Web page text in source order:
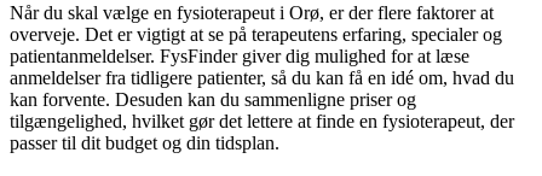
Når du skal vælge en fysioterapeut i Orø, er der flere faktorer at
overveje. Det er vigtigt at se på terapeutens erfaring, specialer og
patientanmeldelser. FysFinder giver dig mulighed for at læse
anmeldelser fra tidligere patienter, så du kan få en idé om, hvad du
kan forvente. Desuden kan du sammenligne priser og
tilgængelighed, hvilket gør det lettere at finde en fysioterapeut, der
passer til dit budget og din tidsplan.